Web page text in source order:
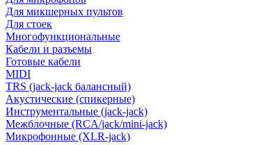
Для микшерных пультов
Для стоек
Многофункциональные
Кабели и разъемы
Готовые кабели
MIDI
TRS (jack-jack балансный)
Акустические (спикерные)
Инструментальные (jack-jack)
Межблочные (RCA/jack/mini-jack)
Микрофонные (XLR-jack)